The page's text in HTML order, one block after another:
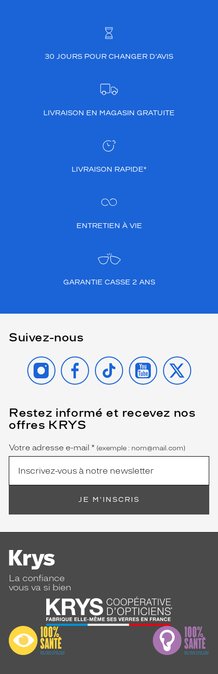
30 JOURS POUR CHANGER D’AVIS
LIVRAISON EN MAGASIN GRATUITE
LIVRAISON RAPIDE*
ENTRETIEN À VIE
GARANTIE CASSE 2 ANS
Suivez-nous
INSTAGRAMFACEBOOK
TIKTOK YOUTUBE
X
Restez informé et recevez nos
offres KRYS
Name
Votre adresse e-mail *
(Ce
champ
est
(exemple : nom@mail.com)
JE M'INSCRIS
La confiance
vous va si bien